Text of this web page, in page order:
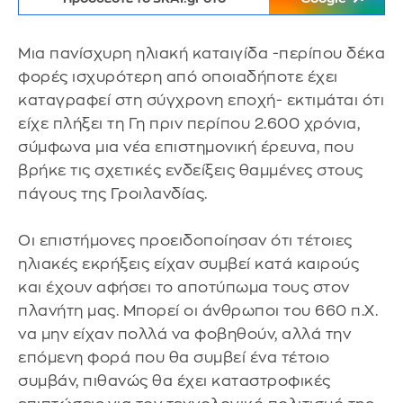
Μια πανίσχυρη ηλιακή καταιγίδα -περίπου δέκα
φορές ισχυρότερη από οποιαδήποτε έχει
καταγραφεί στη σύγχρονη εποχή- εκτιμάται ότι
είχε πλήξει τη Γη πριν περίπου 2.600 χρόνια,
σύμφωνα μια νέα επιστημονική έρευνα, που
βρήκε τις σχετικές ενδείξεις θαμμένες στους
πάγους της Γροιλανδίας.
Οι επιστήμονες προειδοποίησαν ότι τέτοιες
ηλιακές εκρήξεις είχαν συμβεί κατά καιρούς
και έχουν αφήσει το αποτύπωμα τους στον
πλανήτη μας. Μπορεί οι άνθρωποι του 660 π.Χ.
να μην είχαν πολλά να φοβηθούν, αλλά την
επόμενη φορά που θα συμβεί ένα τέτοιο
συμβάν, πιθανώς θα έχει καταστροφικές